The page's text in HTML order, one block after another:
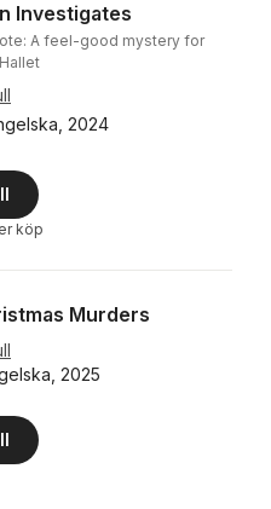
Investigates
A feel-good mystery for
2024
köp
Murders
2025